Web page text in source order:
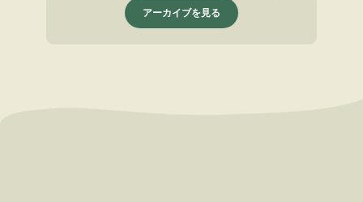
ンプ場を独り占め出来ます。 団体旅行が出来な
い昨今、選択肢の１つにしてください。
アーカイブを見る